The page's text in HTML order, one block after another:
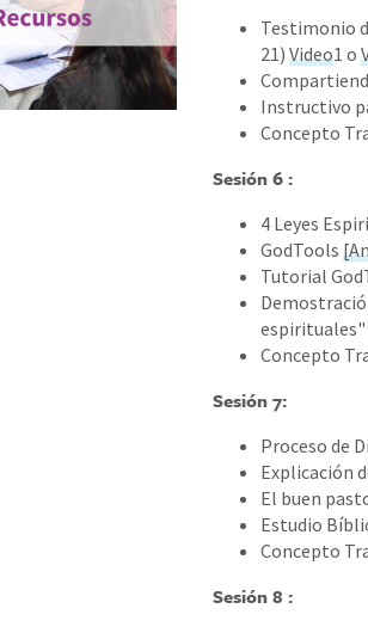
Testimonio
21)Video1 o
Instructivo
Concepto
Sesión 6 :
4 Leyes
GodTools
Tutorial
espirituales"
Concepto
Sesión 7:
Proceso de
Explicación
El buen
Estudio
Concepto
Sesión 8 :